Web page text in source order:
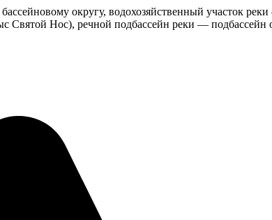
округу, водохозяйственный участок
Святой Нос), речной подбассейн реки — подбассейн